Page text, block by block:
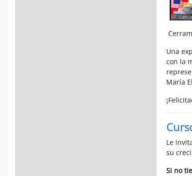
Una
con la
María
Le
su
Si no